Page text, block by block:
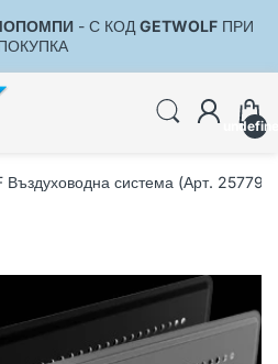
- С КОД GETWOLF ПРИ
Въздуховодна система (Арт.